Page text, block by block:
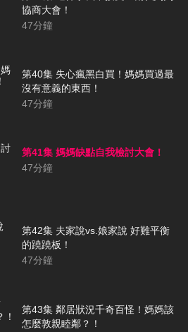
協商大會！
47分鐘
第40集 失心瘋黑白買！媽媽買過最
沒有意義的東西！
47分鐘
第41集 媽媽缺點自我檢討大會！
47分鐘
第42集 夫家說vs.娘家說 好難平衡
的蹺蹺板！
47分鐘
第43集 鄰居狀況千奇百怪！媽媽該
怎麼敦親睦鄰？！